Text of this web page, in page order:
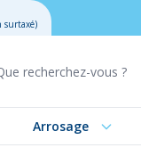
surtaxé)
Arrosage